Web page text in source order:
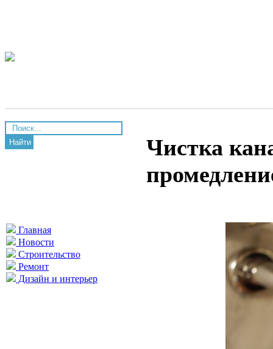
Найти
Главная
Новости
Строительство
Ремонт
Дизайн и интерьер
Чистка